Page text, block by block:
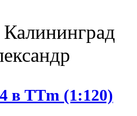
в TTm (1:120)